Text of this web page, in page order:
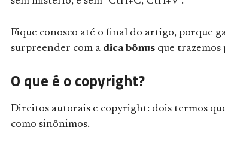
Fique conosco até o final do artigo, porque
surpreender com a dica bônus que trazemos
O que é o copyright?
Direitos autorais e copyright: dois termos
como sinônimos.